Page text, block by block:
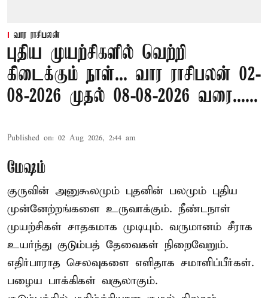
வார ராசிபலன்
புதிய முயற்சிகளில் வெற்றி
கிடைக்கும் நாள்... வார ராசிபலன் 02-
08-2026 முதல் 08-08-2026 வரை......
Published on: 02 Aug 2026, 2:44 am
மேஷம்
குருவின் அனுகூலமும் புதனின் பலமும் புதிய
முன்னேற்றங்களை உருவாக்கும். நீண்டநாள்
முயற்சிகள் சாதகமாக முடியும். வருமானம் சீராக
உயர்ந்து குடும்பத் தேவைகள் நிறைவேறும்.
எதிர்பாராத செலவுகளை எளிதாக சமாளிப்பீர்கள்.
பழைய பாக்கிகள் வசூலாகும்.